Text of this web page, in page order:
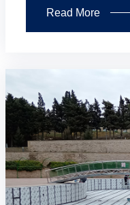
Read More